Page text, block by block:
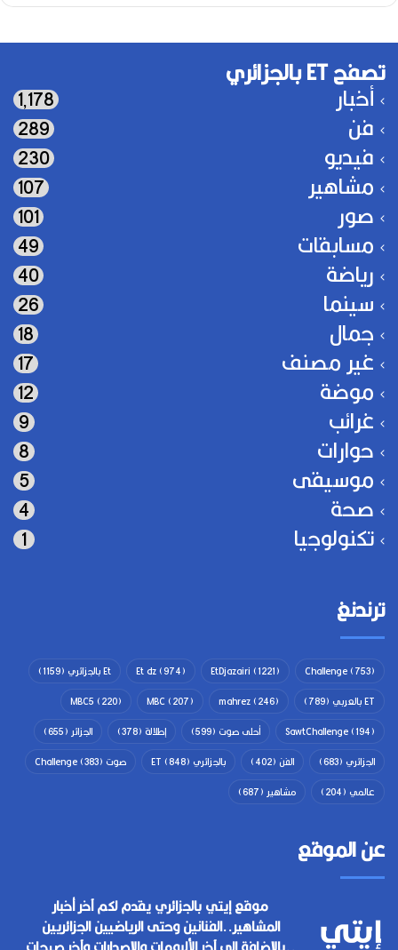
تصفح ET بالجزائري
أخبار 1٬178
فن 289
فيديو 230
مشاهير 107
صور 101
مسابقات 49
رياضة 40
سينما 26
جمال 18
غير مصنف 17
موضة 12
غرائب 9
حوارات 8
موسيقى 5
صحة 4
تكنولوجيا 1
ترندنغ
Challenge(753)
EtDjazairi (1221)
Et dz(974) Et بالجزائري
(1159)
ET بالعربي
(789)
mahrez(246)
MBC(207)
MBC5 (220)
SawtChallenge(194) أحلى صوت (599) إطلالة (378) الجزائر (655)
الجزائري (683) الفن (402) بالجزائري ET (848) صوت Challenge (383)
عالمي (204) مشاهير (687)
عن الموقع
موقع إيتي بالجزائري يقدم لكم آخر أخبار
المشاهير..الفنانين وحتى الرياضيين الجزائريين